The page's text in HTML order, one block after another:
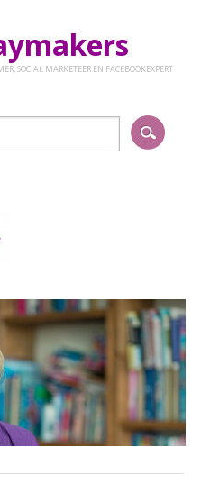
SOCIAL MARKETEER EN FACEBOOKEXPERT